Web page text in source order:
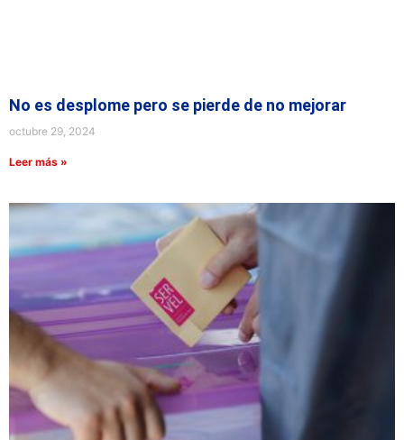
No es desplome pero se pierde de no mejorar
octubre 29, 2024
Leer más »